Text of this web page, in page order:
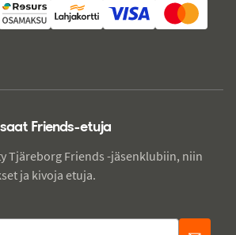
Friends-etuja
Tjäreborg Friends -jäsenklubiin, niin
ja kivoja etuja.